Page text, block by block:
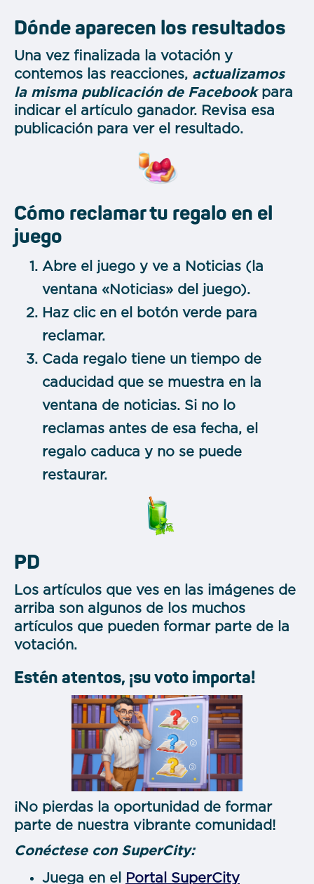
Dónde aparecen los resultados
Una vez finalizada la votación y
contemos las reacciones, actualizamos
la misma publicación de Facebookpara
indicar el artículo ganador. Revisa esa
publicación para ver el resultado.
Cómo reclamar tu regalo en el
juego
Abre el juego y ve a Noticias (la
ventana «Noticias» del juego).
Haz clic en el botón verde para
reclamar.
Cada regalo tiene un tiempo de
caducidad que se muestra en la
ventana de noticias. Si no lo
reclamas antes de esa fecha, el
regalo caduca y no se puede
restaurar.
PD
Los artículos que ves en las imágenes de
arriba son algunos de los muchos
artículos que pueden formar parte de la
votación.
Estén atentos, ¡su voto importa!
¡No pierdas la oportunidad de formar
parte de nuestra vibrante comunidad!
Conéctese con SuperCity:
Juega en el
Portal SuperCity